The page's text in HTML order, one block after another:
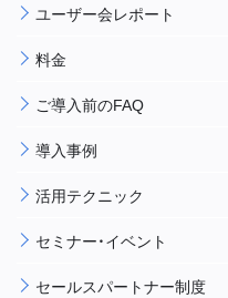
ユーザー会レポート
料金
ご導入前のFAQ
導入事例
活用テクニック
セミナー・イベント
セールスパートナー制度